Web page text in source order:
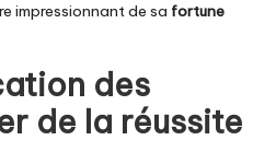
impressionnant de sa fortune
des
de la réussite